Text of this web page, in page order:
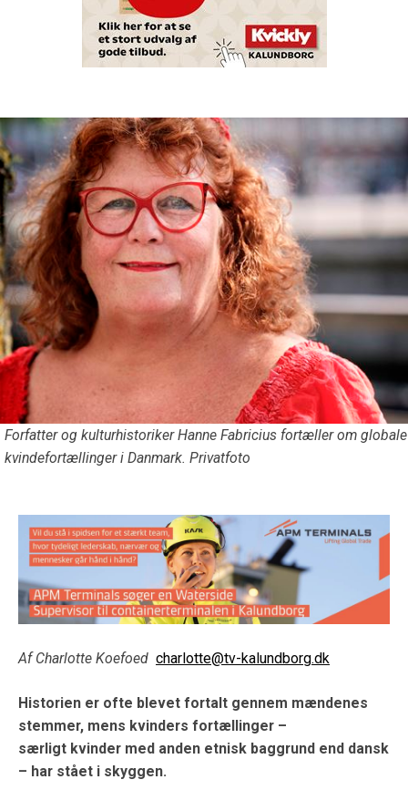
Forfatter og kulturhistoriker Hanne Fabricius fortæller om globale
kvindefortællinger i Danmark. Privatfoto
Af Charlotte Koefoed charlotte@tv-kalundborg.dk
Historien er ofte blevet fortalt gennem mændenes
stemmer, mens kvinders fortællinger –
særligt kvinder med anden etnisk baggrund end dansk
– har stået i skyggen.